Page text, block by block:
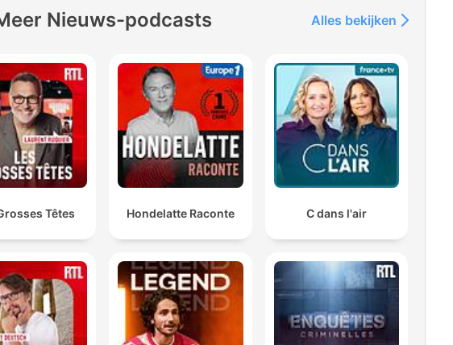
Nieuws-podcasts Alles bekijken
Têtes Hondelatte Raconte C dans l'air